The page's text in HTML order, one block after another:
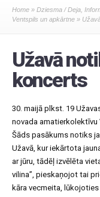
Home » Dziesma / Deja
Ventspils un apkārtne »
Užavā
koncerts
30. maijā plkst. 19
novada amatierkolektīvu
Šāds pasākums notiks
Užavā, kur iekārtota
ar jūru, tādēļ izvēlēta
vilina”, pieskaņojot tai
kāra vecmeita,